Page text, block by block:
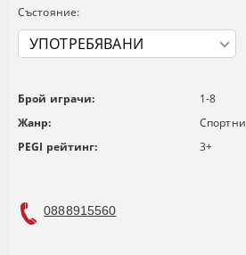
Състояние:
Брой играчи:
1-8
Жанр:
Спортни
PEGI рейтинг:
3+
0888915560